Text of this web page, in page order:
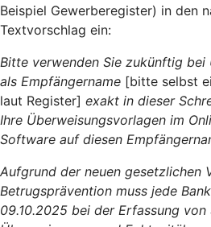
Beispiel Gewerberegister) in den
Textvorschlag ein:
Bitte verwenden Sie zukünftig bei
als Empfängername [bitte selbst
laut Register] exakt in dieser
Ihre Überweisungsvorlagen im
Software auf diesen
Aufgrund der neuen gesetzlichen
Betrugsprävention muss jede
09.10.2025 bei der Erfassung